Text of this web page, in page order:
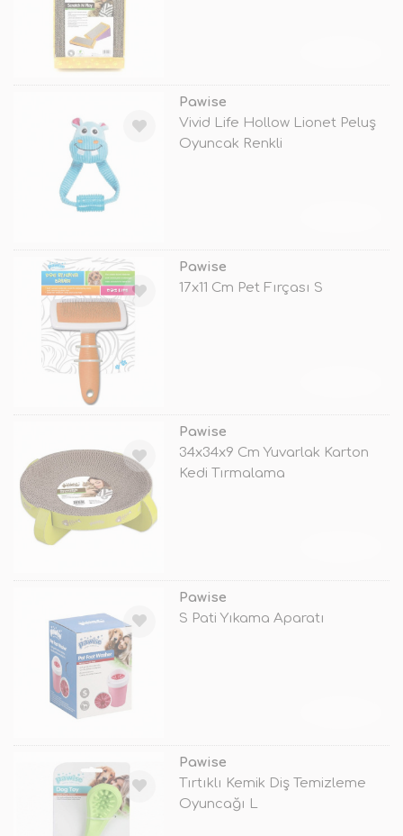
Pawise
Vivid Life Hollow Lionet Peluş
Oyuncak Renkli
Pawise
17x11 Cm Pet Fırçası S
Pawise
34x34x9 Cm Yuvarlak Karton
Kedi Tırmalama
Pawise
S Pati Yıkama Aparatı
Pawise
Tırtıklı Kemik Diş Temizleme
Oyuncağı L